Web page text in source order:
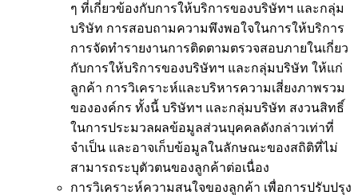
ๆ ที่เกี่ยวข้องกับการให้บริการของบริษัทฯ และกลุ่ม
บริษัท การสอบถามความพึงพอใจในการให้บริการ
การจัดทำรายงานการติดตามตรวจสอบภายในเกี่ยว
กับการให้บริการของบริษัทฯ และกลุ่มบริษัท ให้แก่
ลูกค้า การวิเคราะห์และบริหารความเสี่ยงภาพรวม
ขององค์กร ทั้งนี้ บริษัทฯ และกลุ่มบริษัท สงวนสิทธิ์
ในการประมวลผลข้อมูลส่วนบุคคลดังกล่าวเท่าที่
จำเป็น และอาจเก็บข้อมูลในลักษณะของสถิติที่ไม่
สามารถระบุตัวตนของลูกค้าต่อเนื่อง
การวิเคราะห์ความสนใจของลูกค้า เพื่อการปรับปรุง